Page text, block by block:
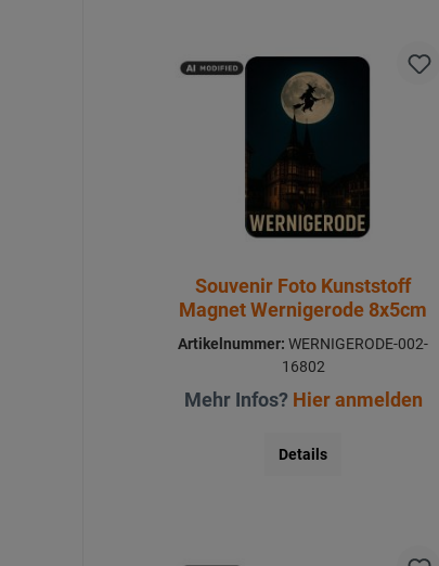
Souvenir Foto Kunststoff
Magnet Wernigerode 8x5cm
Artikelnummer: WERNIGERODE-002-
16802
Mehr Infos? Hier anmelden
Details